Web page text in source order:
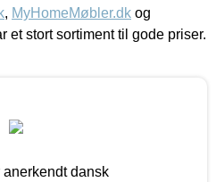
, MyHomeMøbler.dk og
et stort sortiment til gode priser.
dansk